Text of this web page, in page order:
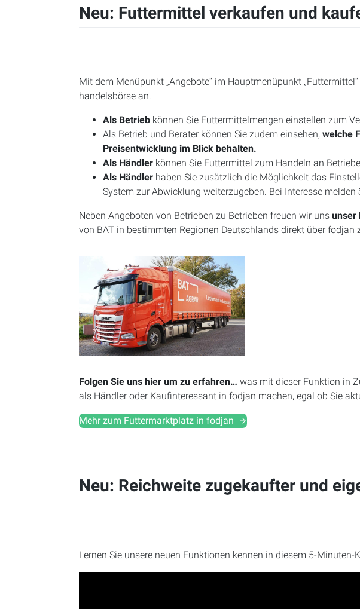
Neu: Futtermittel verkaufen und
Mit dem Menüpunkt „Angebote“ im Hauptmenüpunkt
handelsbörse an.
Als Betrieb können Sie Futtermittelmengen einstellen zum
Als Betrieb und Berater können Sie zudem einsehen, welche
Preisentwicklung im Blick behalten.
Als Händler können Sie Futtermittel zum Handeln an
Als Händler haben Sie zusätzlich die Möglichkeit das
System zur Abwicklung weiterzugeben. Bei Interesse melden
Neben Angeboten von Betrieben zu Betrieben freuen wir uns unser
von BAT in bestimmten Regionen Deutschlands direkt über fodjan
Folgen Sie uns hier um zu erfahren… was mit dieser Funktion in
als Händler oder Kaufinteressant in fodjan machen, egal ob Sie
Mehr zum Futtermarktplatz in fodjan
Neu: Reichweite zugekaufter und
Lernen Sie unsere neuen Funktionen kennen in diesem 5-Minuten-